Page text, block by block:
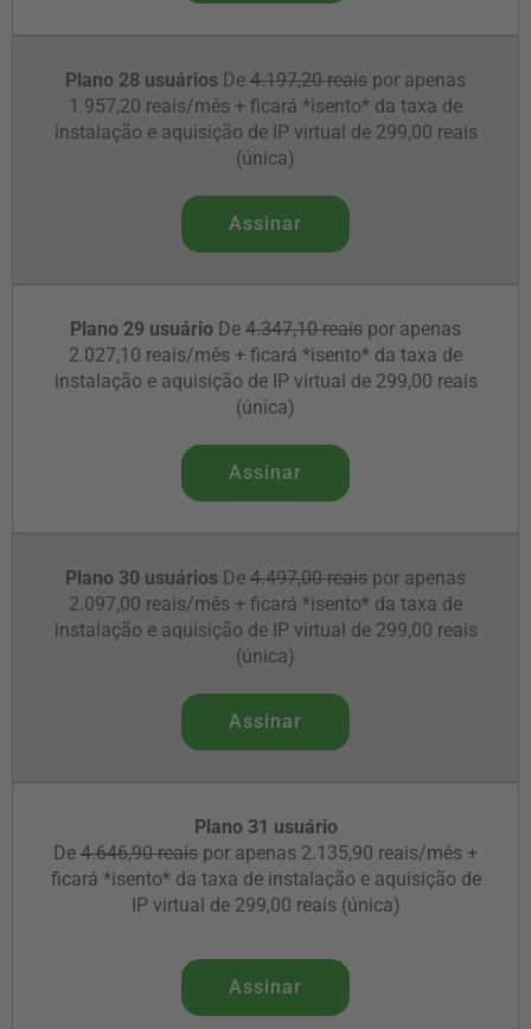
Plano 28 usuários De 4.197,20 reais por apenas
1.957,20 reais/mês + ficará *isento* da taxa de
instalação e aquisição de IP virtual de 299,00 reais
(única)
Assinar
Plano 29 usuário De 4.347,10 reais por apenas
2.027,10 reais/mês + ficará *isento* da taxa de
instalação e aquisição de IP virtual de 299,00 reais
(única)
Assinar
Plano 30 usuários De 4.497,00 reais por apenas
2.097,00 reais/mês + ficará *isento* da taxa de
instalação e aquisição de IP virtual de 299,00 reais
(única)
Assinar
Plano 31 usuário
De 4.646,90 reais por apenas 2.135,90 reais/mês +
ficará *isento* da taxa de instalação e aquisição de
IP virtual de 299,00 reais (única)
Assinar